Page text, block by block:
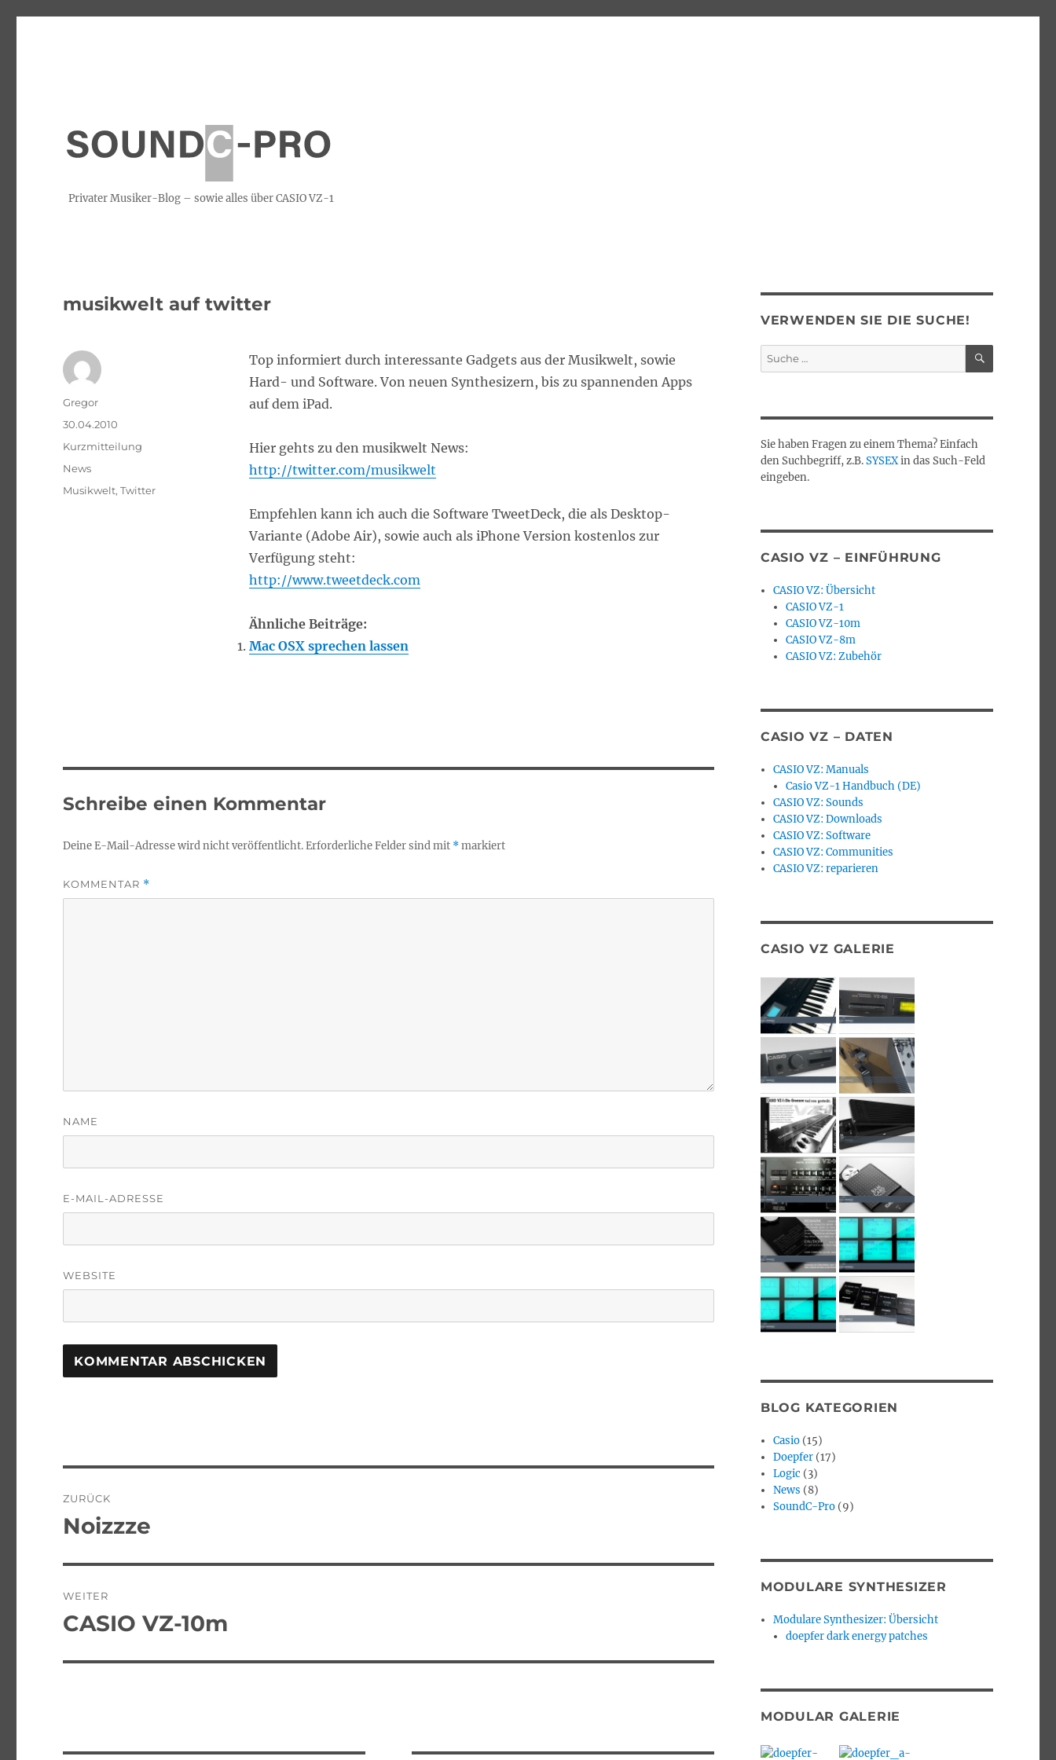
Privater Musiker-Blog – sowie alles über CASIO VZ-1
musikwelt auf twitter
Top informiert durch interessante Gadgets aus der Musikwelt, sowie
Hard- und Software. Von neuen Synthesizern, bis zu spannenden Apps
auf dem iPad.
Hier gehts zu den musikwelt News:
http://twitter.com/musikwelt
Empfehlen kann ich auch die Software TweetDeck, die als Desktop-
Variante (Adobe Air), sowie auch als iPhone Version kostenlos zur
Verfügung steht:
http://www.tweetdeck.com
Ähnliche Beiträge:
Mac OSX sprechen lassen
Autor
Gregor
Veröffentlicht
30.04.2010
Format
Kurzmitteilung
Kategorien
News
Schlagwörter
Musikwelt,Twitter
Schreibe einen Kommentar
Deine E-Mail-Adresse wird nicht veröffentlicht.Erforderliche Felder sind mit *markiert
KOMMENTAR *
NAME
E-MAIL-ADRESSE
WEBSITE
ZURÜCK
Vorheriger
Noizzze
WEITER
Nächster
CASIO VZ-10m
VERWENDEN SIE DIE SUCHE!
Suche
nach:
SUCHEN
Sie haben Fragen zu einem Thema? Einfach
den Suchbegriff, z.B.SYSEXin das Such-Feld
eingeben.
CASIO VZ – EINFÜHRUNG
CASIO VZ: Übersicht
CASIO VZ-1
CASIO VZ-10m
CASIO VZ-8m
CASIO VZ: Zubehör
CASIO VZ – DATEN
CASIO VZ: Manuals
Casio VZ-1 Handbuch (DE)
CASIO VZ: Sounds
CASIO VZ: Downloads
CASIO VZ: Software
CASIO VZ: Communities
CASIO VZ: reparieren
CASIO VZ GALERIE
BLOG KATEGORIEN
Casio (15)
Doepfer (17)
Logic (3)
News (8)
SoundC-Pro (9)
MODULARE SYNTHESIZER
Modulare Synthesizer: Übersicht
doepfer dark energy patches
MODULAR GALERIE